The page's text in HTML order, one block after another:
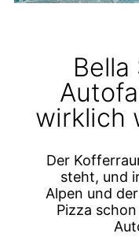
Bella
wirklich
Der
steht, und
Alpen und
Pizza